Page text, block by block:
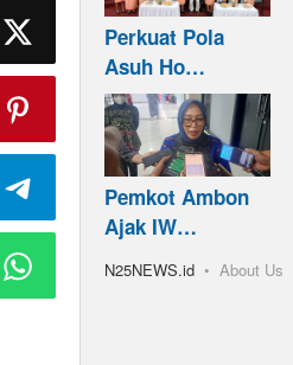
Perkuat Pola
Asuh Ho…
Pemkot Ambon
Ajak IW…
N25NEWS.id About Us